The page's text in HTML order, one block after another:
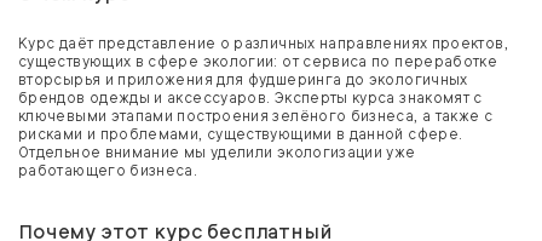
Курс даёт представление о различных направлениях проектов,
существующих в сфере экологии: от сервиса по переработке
вторсырья и приложения для фудшеринга до экологичных
брендов одежды и аксессуаров. Эксперты курса знакомят с
ключевыми этапами построения зелёного бизнеса, а также с
рисками и проблемами, существующими в данной сфере.
Отдельное внимание мы уделили экологизации уже
работающего бизнеса.
Почему этот курс бесплатный